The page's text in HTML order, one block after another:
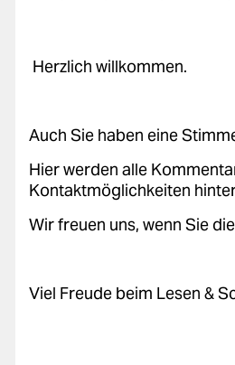
Herzlich willkommen.
Auch Sie haben eine
Hier werden alle
Kontaktmöglichkeiten
Wir freuen uns, wenn Sie
Viel Freude beim Lesen &